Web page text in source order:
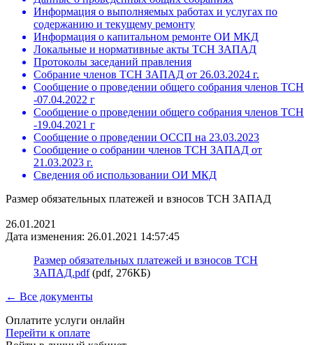
Информация о выполняемых работах и услугах по
содержанию и текущему ремонту
Информация о капитальном ремонте ОИ МКД
Локальные и нормативные акты ТСН ЗАПАД
Протоколы заседаний правления
Собрание членов ТСН ЗАПАД от 26.03.2024 г.
Сообщение о проведении общего собрания членов ТСН
-07.04.2022 г
Сообщение о проведении общего собрания членов ТСН
-19.04.2021 г
Сообщение о проведении ОССП на 23.03.2023
Сообщение о собрании членов ТСН ЗАПАД от
21.03.2023 г.
Сведения об использовании ОИ МКД
Размер обязательных платежей и взносов ТСН ЗАПАД
26.01.2021
Дата изменения: 26.01.2021 14:57:45
Размер обязательных платежей и взносов ТСН
ЗАПАД.pdf(pdf, 276КБ)
← Все документы
Оплатите услуги онлайн
Перейти к оплате